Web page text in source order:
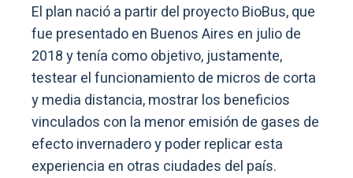
El plan nació a partir del proyecto BioBus, que
fue presentado en Buenos Aires en julio de
2018 y tenía como objetivo, justamente,
testear el funcionamiento de micros de corta
y media distancia, mostrar los beneficios
vinculados con la menor emisión de gases de
efecto invernadero y poder replicar esta
experiencia en otras ciudades del país.